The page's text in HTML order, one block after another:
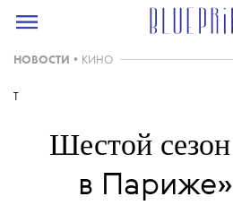
НОВОСТИ • КИНО
T
Шестой сезон
в Париже»